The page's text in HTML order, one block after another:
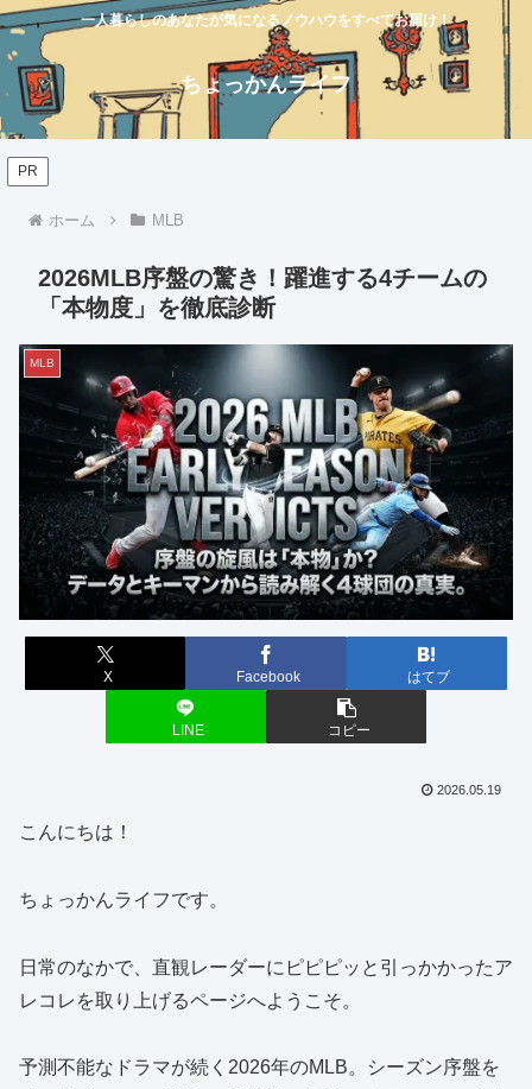
一人暮らしのあなたが気になるノウハウをすべてお届け！
ちょっかんライフ
PR
ホーム MLB
2026MLB序盤の驚き！躍進する4チームの
「本物度」を徹底診断
MLB
X Facebook はてブ
LINE コピー
2026.05.19
こんにちは！
ちょっかんライフです。
日常のなかで、直観レーダーにピピピッと引っかかったア
レコレを取り上げるページへようこそ。
予測不能なドラマが続く2026年のMLB。シーズン序盤を